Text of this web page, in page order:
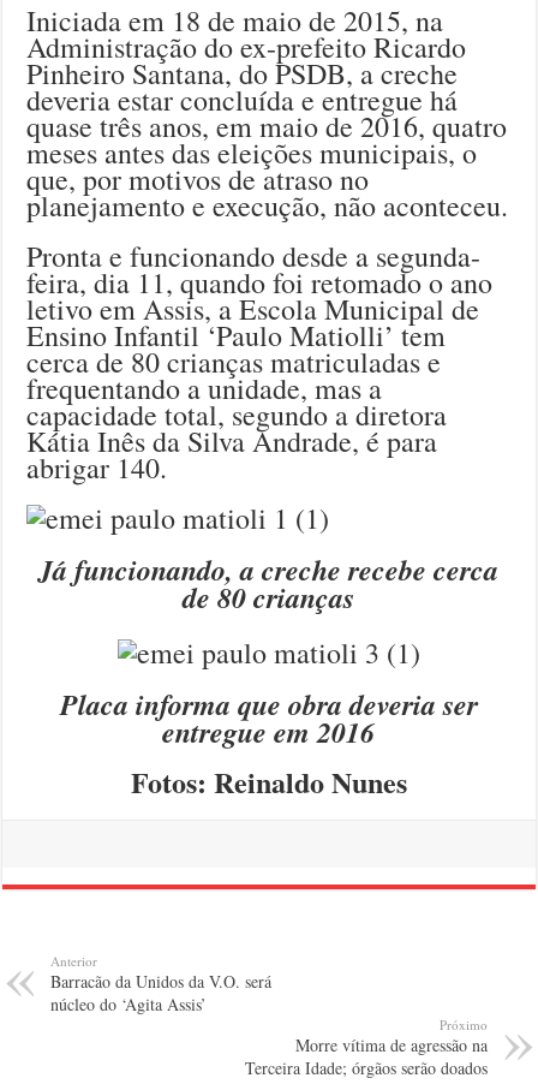
Iniciada em 18 de maio de 2015, na
Administração do ex-prefeito Ricardo
Pinheiro Santana, do PSDB, a creche
deveria estar concluída e entregue há
quase três anos, em maio de 2016, quatro
meses antes das eleições municipais, o
que, por motivos de atraso no
planejamento e execução, não aconteceu.
Pronta e funcionando desde a segunda-
feira, dia 11, quando foi retomado o ano
letivo em Assis, a Escola Municipal de
Ensino Infantil ‘Paulo Matiolli’ tem
cerca de 80 crianças matriculadas e
frequentando a unidade, mas a
capacidade total, segundo a diretora
Kátia Inês da Silva Andrade, é para
abrigar 140.
Já funcionando, a creche recebe cerca
de 80 crianças
Placa informa que obra deveria ser
entregue em 2016
Fotos: Reinaldo Nunes
Anterior
Barracão da Unidos da V.O. será
núcleo do ‘Agita Assis’
Próximo
Morre vítima de agressão na
Terceira Idade; órgãos serão doados